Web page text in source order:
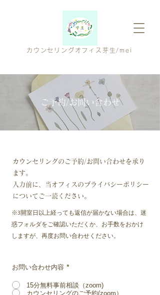
カウンセリングオフィス芽生 /mei
ご予約/お問い合わせ
カウンセリングのご予約/お問い合わせを承り
ます。​
入力前に、当オフィスの プライバシーポリシー
についてご一読ください。
※3開室日以上経っても返信が届かない場合は、迷
惑フォルダをご確認いただくか、お手数をおかけ
しますが、再度お問い合わせください。
お問い合わせ内容 *
15分無料事前相談（zoom)
カウンセリングのご予約(zoom）